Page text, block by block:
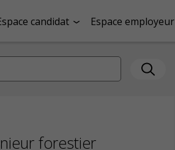
candidat Espace employeur
forestier